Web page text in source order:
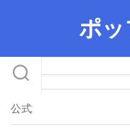
ポ
公式